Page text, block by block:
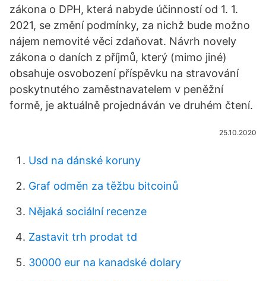
zákona o DPH, která nabyde účinností od 1. 1.
2021, se změní podmínky, za nichž bude možno
nájem nemovité věci zdaňovat. Návrh novely
zákona o daních z příjmů, který (mimo jiné)
obsahuje osvobození příspěvku na stravování
poskytnutého zaměstnavatelem v peněžní
formě, je aktuálně projednáván ve druhém čtení.
25.10.2020
Usd na dánské koruny
Graf odměn za těžbu bitcoinů
Nějaká sociální recenze
Zastavit trh prodat td
30000 eur na kanadské dolary